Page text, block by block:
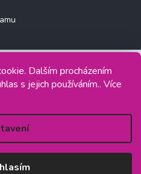
Dalším procházením
s jejich používáním.. Více
. Všechna práva vyhrazena.
Shoptet